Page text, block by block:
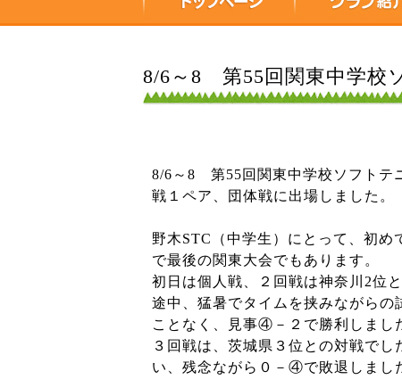
8/6～8 第55回関東中学校
8/6～8 第55回関東中学校ソフトテ
戦１ペア、団体戦に出場しました。
野木STC（中学生）にとって、初
で最後の関東大会でもあります。
初日は個人戦、２回戦は神奈川2位
途中、猛暑でタイムを挟みながらの
ことなく、見事④－２で勝利しまし
３回戦は、茨城県３位との対戦で
い、残念ながら０－④で敗退しまし